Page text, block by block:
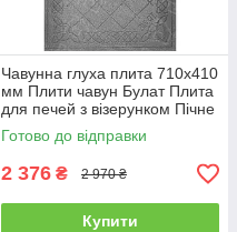
Чавунна глуха плита 710х410
мм Плити чавун Булат Плита
для печей з візерунком Пічне
литво
Готово до відправки
2 376 ₴ 2 970 ₴
Купити